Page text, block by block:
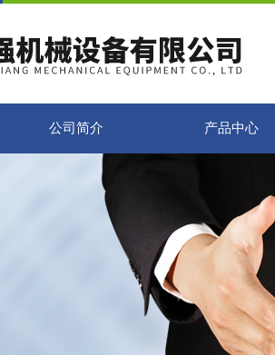
公司简介 产品中心